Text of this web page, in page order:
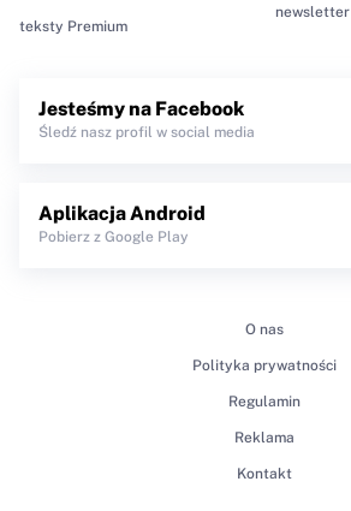
teksty Premium
newsletter
Jesteśmy na Facebook
Śledź nasz profil w social media
Aplikacja Android
Pobierz z Google Play
O nas
Polityka prywatności
Regulamin
Reklama
Kontakt